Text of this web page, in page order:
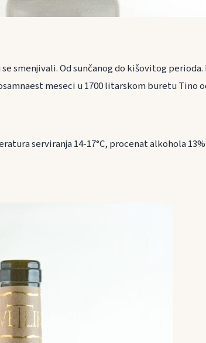
smenjivali. Od sunčanog do kišovitog
meseci u 1700 litarskom buretu Tino
serviranja 14-17°C, procenat alkohola 13%